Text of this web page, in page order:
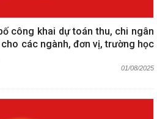
công khai dự toán thu, chi ngân
các ngành, đơn vị, trường học
01/08/2025